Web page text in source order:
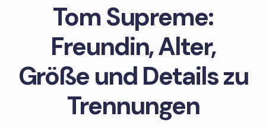
Tom Supreme:
Freundin, Alter,
Größe und Details zu
Trennungen